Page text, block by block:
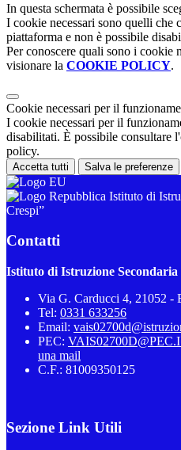
In questa schermata è possibile
I cookie necessari sono quelli che
piattaforma e non è possibile
Per conoscere quali sono i cookie
visionare la COOKIE POLICY.
Cookie necessari per il
I cookie necessari per il
disabilitati. È possibile consultare
policy.
Accetta tutti Salva le preferenze
Istituto di
Crespi”
Contatti
Istituto di Istruzione Secondaria
Via G. Carducci 4, 21052 -
Tel: 0331 633256
Email:
PEC:
una mail
C.F.: 81009350125
Sezione Link Utili